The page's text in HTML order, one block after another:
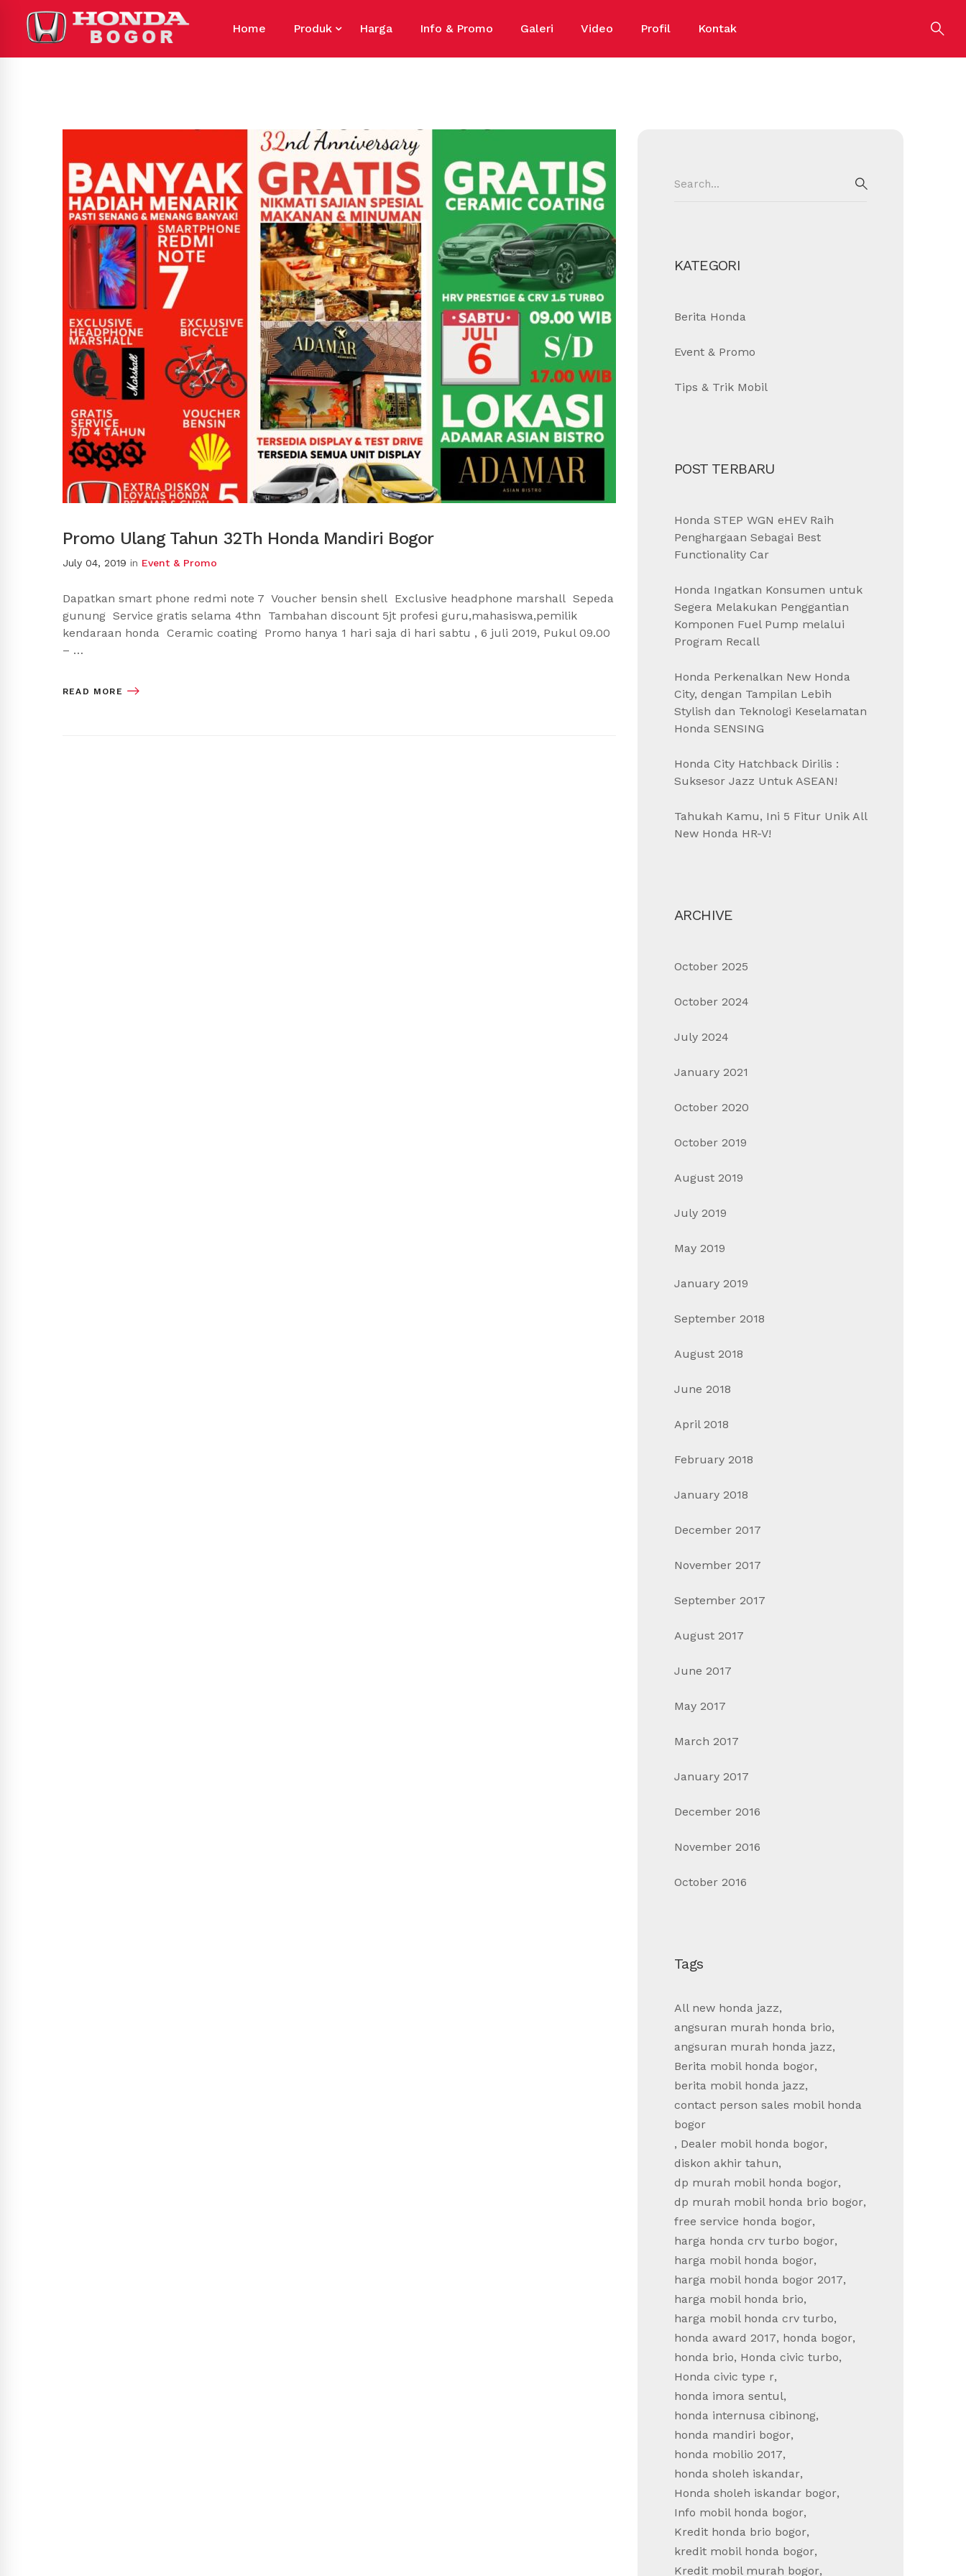
Home Produk Harga Info & Promo Galeri Video Profil Kontak
Promo Ulang Tahun 32Th Honda Mandiri Bogor
July 04, 2019 in Event & Promo
Dapatkan smart phone redmi note 7 Voucher bensin shell Exclusive headphone marshall Sepeda
gunung Service gratis selama 4thn Tambahan discount 5jt profesi guru,mahasiswa,pemilik
kendaraan honda Ceramic coating Promo hanya 1 hari saja di hari sabtu , 6 juli 2019, Pukul 09.00
– …
READ MORE
for:
KATEGORI
Berita Honda
Event & Promo
Tips & Trik Mobil
POST TERBARU
Honda STEP WGN eHEV Raih
Penghargaan Sebagai Best
Functionality Car
Honda Ingatkan Konsumen untuk
Segera Melakukan Penggantian
Komponen Fuel Pump melalui
Program Recall
Honda Perkenalkan New Honda
City, dengan Tampilan Lebih
Stylish dan Teknologi Keselamatan
Honda SENSING
Honda City Hatchback Dirilis :
Suksesor Jazz Untuk ASEAN!
Tahukah Kamu, Ini 5 Fitur Unik All
New Honda HR-V!
ARCHIVE
October 2025
October 2024
July 2024
January 2021
October 2020
October 2019
August 2019
July 2019
May 2019
January 2019
September 2018
August 2018
June 2018
April 2018
February 2018
January 2018
December 2017
November 2017
September 2017
August 2017
June 2017
May 2017
March 2017
January 2017
December 2016
November 2016
October 2016
Tags
All new honda jazz,
angsuran murah honda brio,
angsuran murah honda jazz,
Berita mobil honda bogor,
berita mobil honda jazz,
contact person sales mobil honda
bogor
, Dealer mobil honda bogor,
diskon akhir tahun,
dp murah mobil honda bogor,
dp murah mobil honda brio bogor,
free service honda bogor,
harga honda crv turbo bogor,
harga mobil honda bogor,
harga mobil honda bogor 2017,
harga mobil honda brio,
harga mobil honda crv turbo,
honda award 2017, honda bogor,
honda brio, Honda civic turbo,
Honda civic type r,
honda imora sentul,
honda internusa cibinong,
honda mandiri bogor,
honda mobilio 2017,
honda sholeh iskandar,
Honda sholeh iskandar bogor,
Info mobil honda bogor,
Kredit honda brio bogor,
kredit mobil honda bogor,
Kredit mobil murah bogor,